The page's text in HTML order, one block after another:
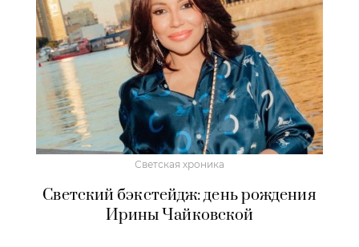
Светская хроника
Светский бэкстейдж: день рождения
Ирины Чайковской